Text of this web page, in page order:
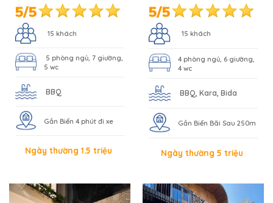
15 khách
5 phòng ngủ, 7 giường,
5 wc
BBQ
Gần Biển 4 phút đi xe
Ngày thường 1.5 triệu
15 khách
4 phòng ngủ, 6 giường,
4 wc
BBQ, Kara, Bida
Gần Biển Bãi Sau 250m
Ngày thường 5 triệu